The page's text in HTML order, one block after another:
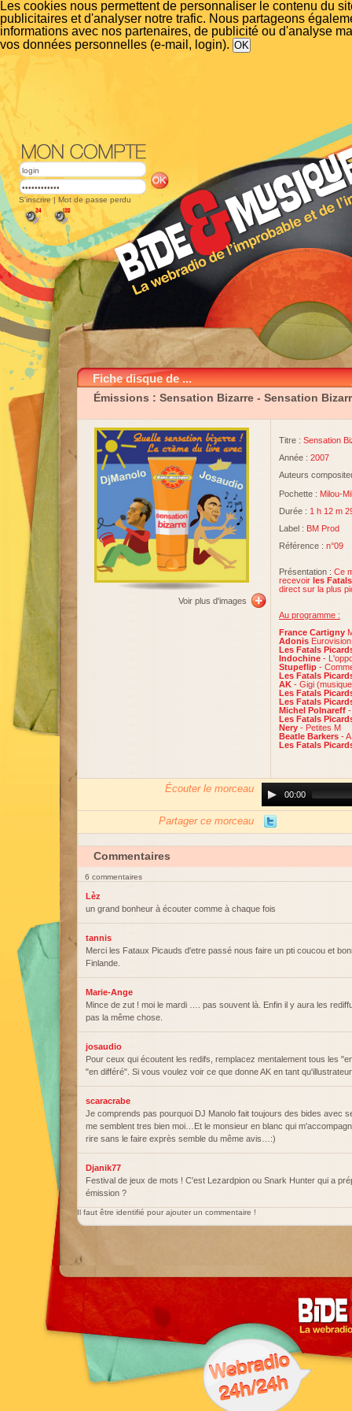
Les cookies nous permettent de personnaliser le contenu du
publicitaires et d'analyser notre trafic. Nous partageons
informations avec nos partenaires, de publicité ou d'analyse
vos données personnelles (e-mail, login).
S'inscrire | Mot de passe perdu
Fiche disque de ...
Émissions : Sensation Bizarre - Sensation
Voir plus d'images
Titre : Sensation
Année : 2007
Auteurs
Pochette : Milou-
Durée : 1 h 12 m
Label : BM Prod
Référence : n°09
Présentation : Ce
recevoir les
direct sur la plus
Au programme :
France Cartigny
Adonis
Les Fatals
Indochine -
Stupeflip -
Les Fatals
AK - Gigi
Les Fatals
Les Fatals
Michel Polnareff
Les Fatals
Nery - Petites M
Beatle Barkers -
Les Fatals
Écouter le morceau
Player00:00
Partager ce morceau
Commentaires
6 commentaires
Lèz
un grand bonheur à écouter comme à chaque fois
tannis
Merci les Fataux Picauds d'etre passé nous faire un pti coucou et
Finlande.
Marie-Ange
Mince de zut ! moi le mardi …. pas souvent là. Enfin il y aura les
pas la même chose.
josaudio
Pour ceux qui écoutent les redifs, remplacez mentalement tous les
"en différé". Si vous voulez voir ce que donne AK en tant
scaracrabe
Je comprends pas pourquoi DJ Manolo fait toujours des bides avec
me semblent tres bien moi…Et le monsieur en blanc qui
rire sans le faire exprès semble du même avis…:)
Djanik77
Festival de jeux de mots ! C'est Lezardpion ou Snark Hunter qui a
émission ?
Il faut être identifié pour ajouter un commentaire !